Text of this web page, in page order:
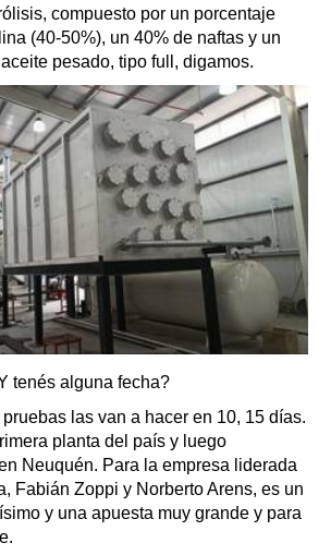
compuesto por un porcentaje
(40-50%), un 40% de naftas y un
pesado, tipo full, digamos.
tenés alguna fecha?
las van a hacer en 10, 15 días.
planta del país y luego
Neuquén. Para la empresa liderada
Fabián Zoppi y Norberto Arens, es un
y una apuesta muy grande y para